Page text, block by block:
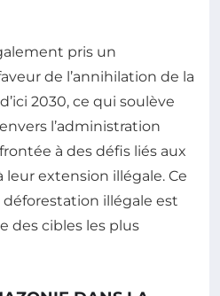
pris un
de l’annihilation de la
2030, ce qui soulève
l’administration
à des défis liés aux
leur extension illégale. Ce
déforestation illégale est
des cibles les plus